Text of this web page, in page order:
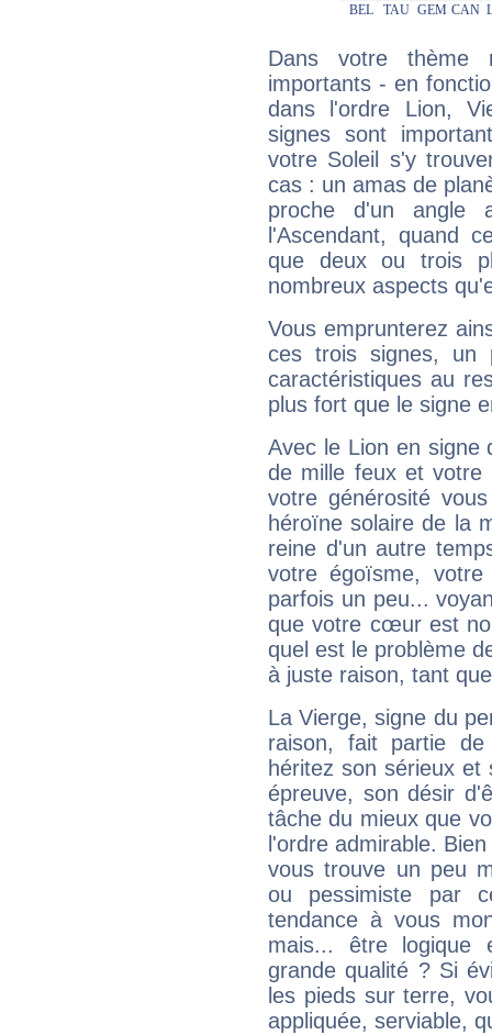
Dans votre thème
importants - en
dans l'ordre Lion,
signes sont
votre Soleil s'y
cas : un amas de
proche d'un
l'Ascendant, quand
que deux ou trois
nombreux aspects
Vous emprunterez
ces trois signes, un
caractéristiques au
plus fort que le signe
Avec le Lion en signe
de mille feux et votre
votre générosité
héroïne solaire de la
reine d'un autre
votre égoïsme,
parfois un peu...
que votre cœur est
quel est le problème
à juste raison, tant
La Vierge, signe du
raison, fait partie
héritez son sérieux
épreuve, son désir
tâche du mieux que
l'ordre admirable.
vous trouve un peu
ou pessimiste par
tendance à vous
mais... être logique
grande qualité ? Si
les pieds sur terre,
appliquée, serviable,